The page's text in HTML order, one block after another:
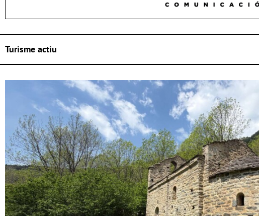
Turisme actiu